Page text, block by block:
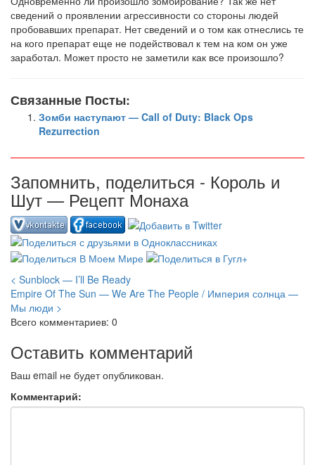
сведений о проявлении агрессивности со стороны людей
пробовавших препарат. Нет сведений и о том как отнеслись те
на кого препарат еще не подействовал к тем на ком он уже
заработал. Может просто не заметили как все произошло?
Связанные Посты:
Зомби наступают — Call of Duty: Black Ops
Rezurrection
Запомнить, поделиться - Король и
Шут — Рецепт Монаха
< Sunblock — I’ll Be Ready
Empire Of The Sun — We Are The People / Империя солнца —
Мы люди >
Всего комментариев: 0
Оставить комментарий
Ваш email не будет опубликован.
Комментарий: